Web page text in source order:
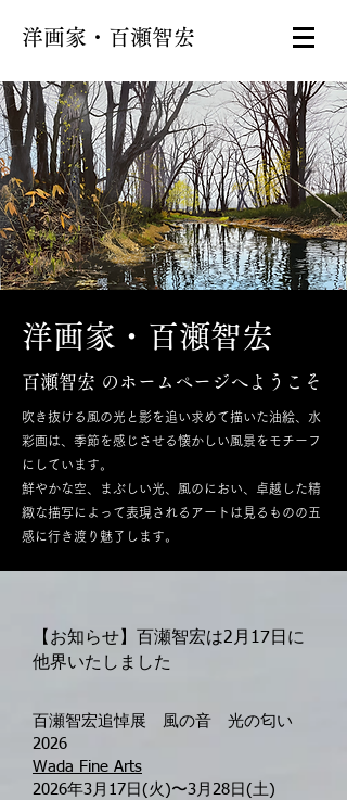
洋画家・百瀬智宏
​洋画家・百瀬智宏
百瀬智宏 のホームページへようこそ
吹き抜ける風の光と影を追い求めて描いた油絵、水
彩画は、季節を感じさせる懐かしい風景をモチーフ
にしています。
鮮やかな空、まぶしい光、風のにおい、卓越した精
緻な描写によって表現されるアートは見るものの五
感に行き渡り魅了します。
【お知らせ】百瀬智宏は2月17日に
他界いたしました
百瀬智宏追悼展 風の音 光の匂い
2026
Wada Fine Arts
2026年3月17日(火)〜3月28日(土)